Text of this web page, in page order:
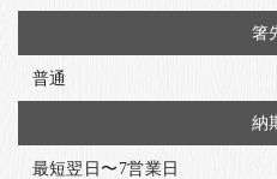
箸
普通
納
最短翌日〜7営業日